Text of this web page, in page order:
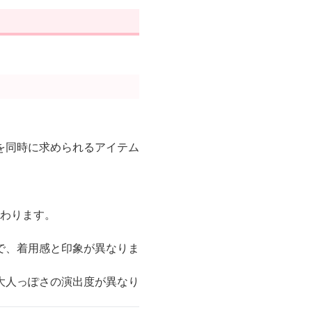
時に求められるアイテム
ります。
着用感と印象が異なりま
っぽさの演出度が異なり